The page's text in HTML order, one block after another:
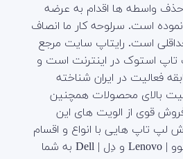
حذف واسطه ها اقدام به عرضه
است. سرلوحه کار ما انصاف
است. رایتاپ سایت مرجع
استوک در اینترنت است و
10 سال سابقه فعالیت در ایران شناخته
بالای محصولات همچنین
قوی از الویت های این
لپ تاپ هایی با انواع و اقسام
برندهایی نظیر اچ پی | HP لنوو | Lenovo و دِل | Dell به شما